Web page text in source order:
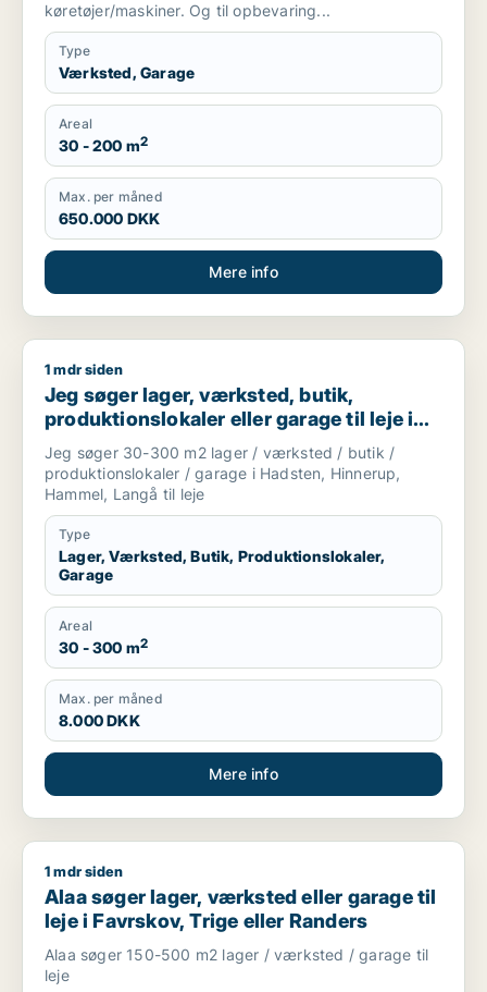
køretøjer/maskiner. Og til opbevaring...
Type
Værksted, Garage
Areal
30 - 200 m2
Max. per måned
650.000 DKK
Mere info
Jeg søger lager, værksted, butik, produktionslokaler eller
1 mdr siden
Jeg søger lager, værksted, butik,
produktionslokaler eller garage til leje i
Hadsten, Hinnerup eller Hammel m.fl.
Jeg søger 30-300 m2 lager / værksted / butik /
produktionslokaler / garage i Hadsten, Hinnerup,
Hammel, Langå til leje
Type
Lager, Værksted, Butik, Produktionslokaler,
Garage
Areal
30 - 300 m2
Max. per måned
8.000 DKK
Mere info
Alaa søger lager, værksted eller garage til leje i Favrskov,
1 mdr siden
Alaa søger lager, værksted eller garage til
leje i Favrskov, Trige eller Randers
Alaa søger 150-500 m2 lager / værksted / garage til
leje